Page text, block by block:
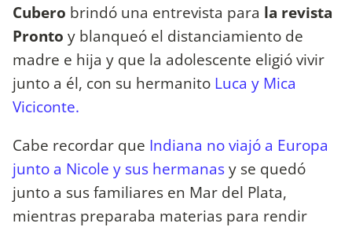
Cubero brindó una entrevista para la revista
Pronto y blanqueó el distanciamiento de
madre e hija y que la adolescente eligió vivir
junto a él, con su hermanito Luca y Mica
Viciconte.
Cabe recordar que Indiana no viajó a Europa
junto a Nicole y sus hermanasy se quedó
junto a sus familiares en Mar del Plata,
mientras preparaba materias para rendir